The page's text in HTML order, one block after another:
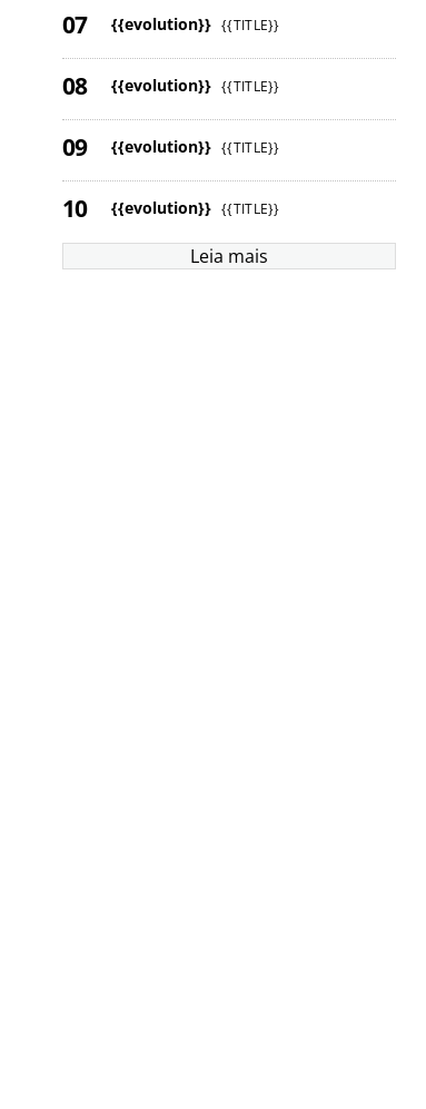
{{evolution}} {{TITLE}}
{{evolution}} {{TITLE}}
{{evolution}} {{TITLE}}
{{evolution}} {{TITLE}}
Leia mais